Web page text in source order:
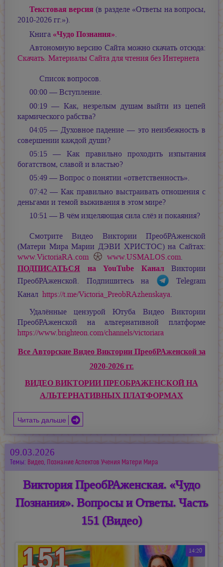
Текстовая версия(в разделе «Ответы на вопросы,
2010-2026 гг.»).
Книга «Чудо Познания».
Автономную версию Сайта можно скачать отсюда:
Скачать. Материалы Сайта для чтения без Интернета
Список вопросов.
00:00 — Вступление.
00:19 — Как, незрелым душам выйти из цепей
кармического рабства?
04:05 — Духовное падение — это неизбежность в
совершении каждой души?
05:15 — Как правильно проходить изпытания
богатством, славой и властью?
05:49 — Вопрос о понятии «ответственность».
07:42 — Как правильно выстраивать отношения с
деньгами и темой выживания в этом мире?
10:51 — В чём изцеляющая сила слёз и покаяния?
Смотрите Видео Виктории ПреобРАженской
(Матери МираМарии ДЭВИ ХРИСТОС) на Сайтах:
www.VictoriaRA.com
www.USMALOS.com.
ПОДПИСАТЬСЯ на YouTube КаналВиктории
ПреобРАженской. Подпишитесь на
Telegram
Канал https://t.me/Victoria_PreobRAzhenskaya.
Удалённые цензурой Ютуба Видео Виктории
ПреобРАженской на альтернативной платформе
https://www.brighteon.com/channels/victoriara
Все Авторские Видео Виктории ПреобРАженской за
2020-2026 гг.
ВИДЕО ВИКТОРИИ ПРЕОБРАЖЕНСКОЙ НА
АЛЬТЕРНАТИВНЫХ ПЛАТФОРМАХ
Читать дальше
09.03.2026
Темы: Видео, Познание Аспектов Учения Матери Мира
Виктория ПреобРАженская. «Чудо
Познания». Вопросы и Ответы. Часть
151 (Видео)
14:20